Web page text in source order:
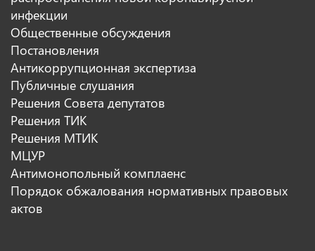
инфекции
Общественные обсуждения
Постановления
Антикоррупционная экспертиза
Публичные слушания
Решения Совета депутатов
Решения ТИК
Решения МТИК
МЦУР
Антимонопольный комплаенс
Порядок обжалования нормативных правовых
актов